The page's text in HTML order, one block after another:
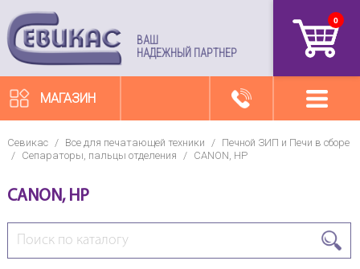
ВАШ
НАДЕЖНЫЙ ПАРТНЕР
0
МАГАЗИН
Севикас / Все для печатающей техники /
Печной ЗИП и Печи в сборе
/
Сепараторы, пальцы отделения / CANON, HP
CANON, HP